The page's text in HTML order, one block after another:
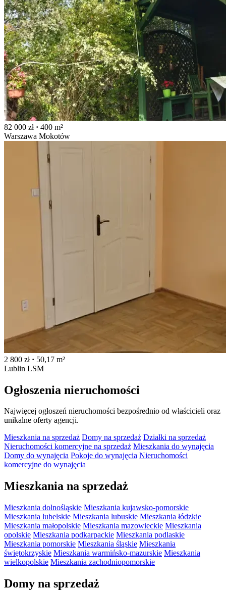
82 000 zł · 400 m²
Warszawa Mokotów
2 800 zł · 50,17 m²
Lublin LSM
Ogłoszenia nieruchomości
Najwięcej ogłoszeń nieruchomości bezpośrednio od właścicieli oraz
unikalne oferty agencji.
Mieszkania na sprzedaż Domy na sprzedaż Działki na sprzedaż
Nieruchomości komercyjne na sprzedaż Mieszkania do wynajęcia
Domy do wynajęcia Pokoje do wynajęcia Nieruchomości
komercyjne do wynajęcia
Mieszkania na sprzedaż
Mieszkania dolnośląskie Mieszkania kujawsko-pomorskie
Mieszkania lubelskie Mieszkania lubuskie Mieszkania łódzkie
Mieszkania małopolskie Mieszkania mazowieckie Mieszkania
opolskie Mieszkania podkarpackie Mieszkania podlaskie
Mieszkania pomorskie Mieszkania śląskie Mieszkania
świętokrzyskie Mieszkania warmińsko-mazurskie Mieszkania
wielkopolskie Mieszkania zachodniopomorskie
Domy na sprzedaż